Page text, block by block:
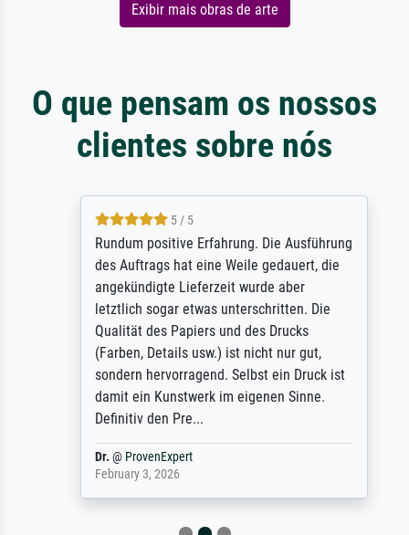
Exibir mais obras de arte
O que pensam os nossos
clientes sobre nós
5 / 5
Rundum positive Erfahrung. Die Ausführung
des Auftrags hat eine Weile gedauert, die
angekündigte Lieferzeit wurde aber
letztlich sogar etwas unterschritten. Die
Qualität des Papiers und des Drucks
(Farben, Details usw.) ist nicht nur gut,
sondern hervorragend. Selbst ein Druck ist
damit ein Kunstwerk im eigenen Sinne.
Definitiv den Pre...
@ProvenExpert
February 3, 2026